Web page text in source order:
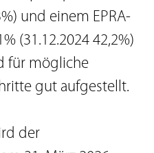
und einem EPRA-
(31.12.2024 42,2%)
für mögliche
gut aufgestellt.
der